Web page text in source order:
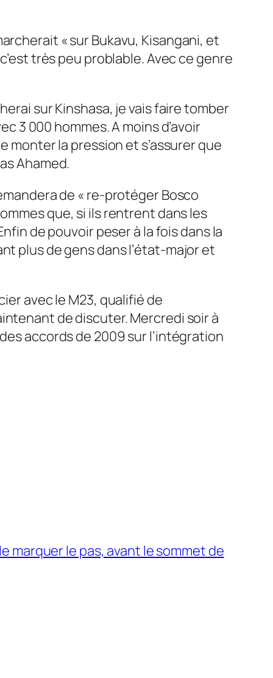
«sur Bukavu, Kisangani, et
très peu problable. Avec ce genre
sur Kinshasa, je vais faire tomber
3 000 hommes. A moins d’avoir
monter la pression et s’assurer que
Ahamed.
de « re-protéger Bosco
que, si ils rentrent dans les
de pouvoir peser à la fois dans la
plus de gens dans l’état-major et
avec le M23, qualifié de
de discuter. Mercredi soir à
accords de 2009 sur l’intégration
marquer le pas, avant le sommet de